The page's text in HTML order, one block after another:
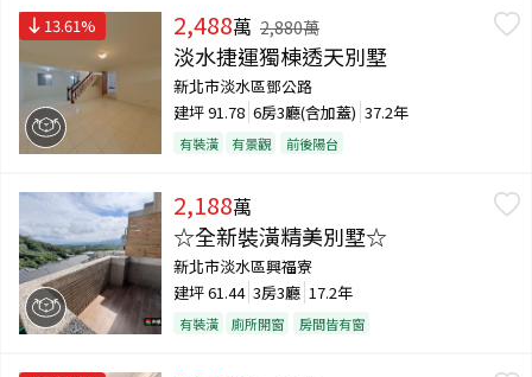
13.61% 2,488萬 2,880萬
淡水捷運獨棟透天別墅
新北市淡水區鄧公路
建坪91.78 6房3廳(含加蓋) 37.2年
有裝潢 有景觀 前後陽台
2,188萬
☆全新裝潢精美別墅☆
新北市淡水區興福寮
建坪61.44 3房3廳 17.2年
有裝潢 廁所開窗 房間皆有窗